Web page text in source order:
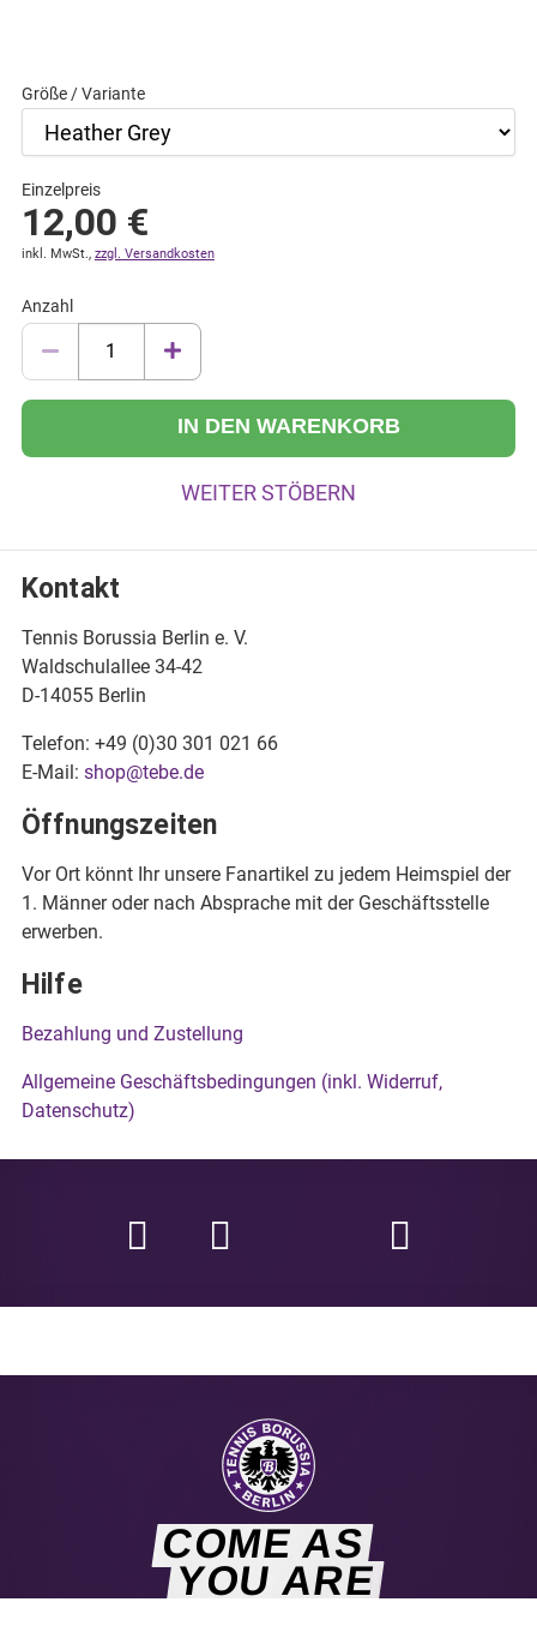
Größe / Variante
Einzelpreis
12,00 €
inkl. MwSt., zzgl. Versandkosten
Anzahl
IN DEN WARENKORB
WEITER STÖBERN
Kontakt
Tennis Borussia Berlin e. V.
Waldschulallee 34-42
D-14055 Berlin
Telefon: +49 (0)30 301 021 66
E-Mail: shop@tebe.de
Öffnungszeiten
Vor Ort könnt Ihr unsere Fanartikel zu jedem Heimspiel der
1. Männer oder nach Absprache mit der Geschäftsstelle
erwerben.
Hilfe
Bezahlung und Zustellung
Allgemeine Geschäftsbedingungen (inkl. Widerruf,
Datenschutz)
COME AS
YOU ARE